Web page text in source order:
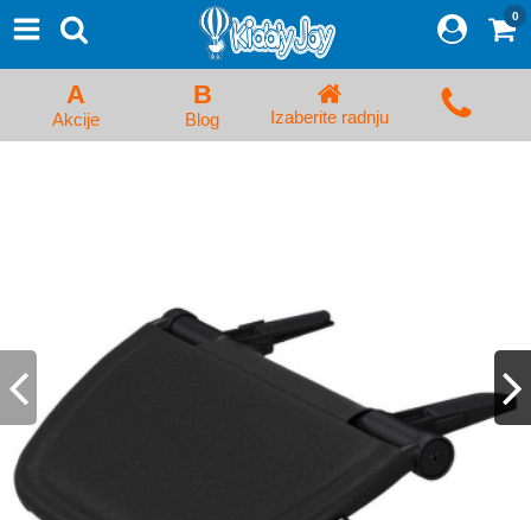
Proizvodi
Početna Prijava/Registracija
Kolica za bebe i dečija kolica
Kadice, noše i adapteri
Hranilice, flašice i cucle
Monitori, Ogradice i tricikli
Posteljine, vrećice i baldahini
0
A
Akcije
B
Blog Izaberite radnju